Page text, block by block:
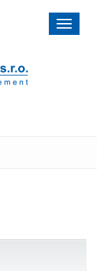
Toggle